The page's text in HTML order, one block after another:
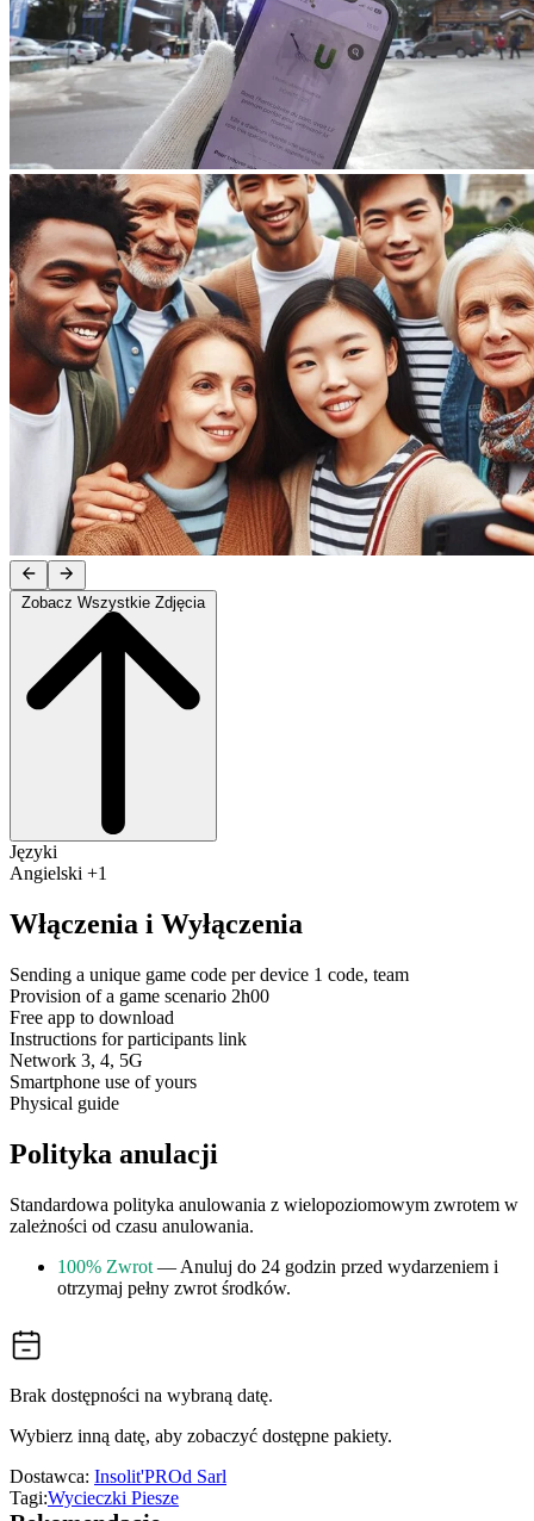
Języki
Angielski +1
Włączenia i Wyłączenia
Sending a unique game code per device 1 code, team
Provision of a game scenario 2h00
Free app to download
Instructions for participants link
Network 3, 4, 5G
Smartphone use of yours
Physical guide
Polityka anulacji
Standardowa polityka anulowania z wielopoziomowym zwrotem w
zależności od czasu anulowania.
100% Zwrot — Anuluj do 24 godzin przed wydarzeniem i
otrzymaj pełny zwrot środków.
Brak dostępności na wybraną datę.
Wybierz inną datę, aby zobaczyć dostępne pakiety.
Dostawca: Insolit'PROd Sarl
Tagi:Wycieczki Piesze